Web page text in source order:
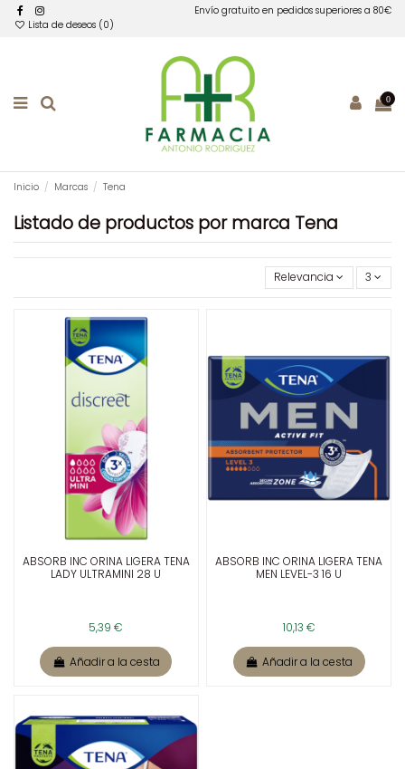
Envío gratuito en pedidos superiores a 80€
Lista de deseos (0 )
0
Inicio Marcas Tena
Listado de productos por marca Tena
Relevancia 3
ABSORB INC ORINA LIGERA TENA
LADY ULTRAMINI 28 U
5,39 €
Añadir a la cesta
ABSORB INC ORINA LIGERA TENA
MEN LEVEL-3 16 U
10,13 €
Añadir a la cesta